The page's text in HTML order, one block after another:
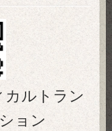
カルトラン
ョン